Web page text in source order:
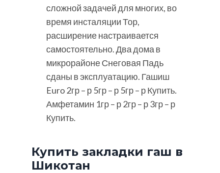
сложной задачей для многих, во
время инсталяции Тор,
расширение настраивается
самостоятельно. Два дома в
микрорайоне Снеговая Падь
сданы в эксплуатацию. Гашиш
Euro 2гр – р 5гр – р 5гр – р Купить.
Амфетамин 1гр – р 2гр – р 3гр – р
Купить.
Купить закладки гаш в
Шикотан